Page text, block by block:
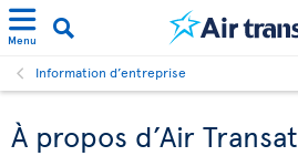
Menu
Information d’entreprise
À propos d’Air Transat